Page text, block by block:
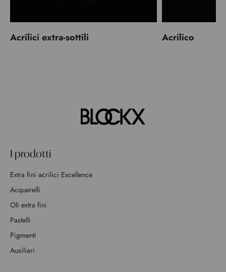
Acrilici extra-sottili Acrilico
I prodotti
Extra fini acrilici Excellence
Acquerelli
Oli extra fini
Pastelli
Pigmenti
Ausiliari